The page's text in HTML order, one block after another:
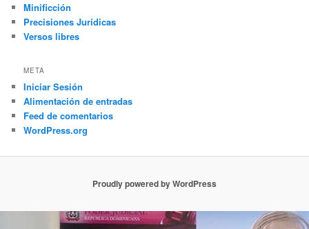
Minificción
Precisiones Jurídicas
Versos libres
META
Iniciar Sesión
Alimentación de entradas
Feed de comentarios
WordPress.org
Proudly powered by WordPress